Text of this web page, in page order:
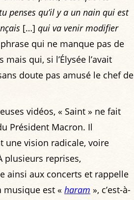
penses qu’il y a un nain qui est
[…] qui va venir modifier
qui ne manque pas de
qui, si l’Élysée l’avait
doute pas amusé le chef de
vidéos, « Saint » ne fait
Président Macron. Il
une vision radicale, voire
plusieurs reprises,
ainsi aux concerts et rappelle
musique est « haram », c’est-à-